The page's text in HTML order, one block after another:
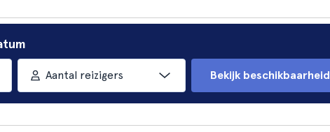
Aantal reizigers Bekijk beschikbaarheid